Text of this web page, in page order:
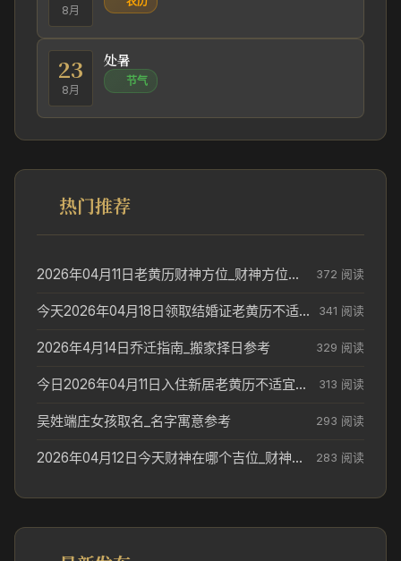
8月
23
8月
处暑
节气
热门推荐
2026年04月11日老黄历财神方位_财神方位与供奉讲究 372 阅读
今天2026年04月18日领取结婚证老黄历不适合吗_领证日期参考 341 阅读
2026年4月14日乔迁指南_搬家择日参考 329 阅读
今日2026年04月11日入住新居老黄历不适宜吗_搬家择日参考 313 阅读
吴姓端庄女孩取名_名字寓意参考 293 阅读
2026年04月12日今天财神在哪个吉位_财神方位参考 283 阅读